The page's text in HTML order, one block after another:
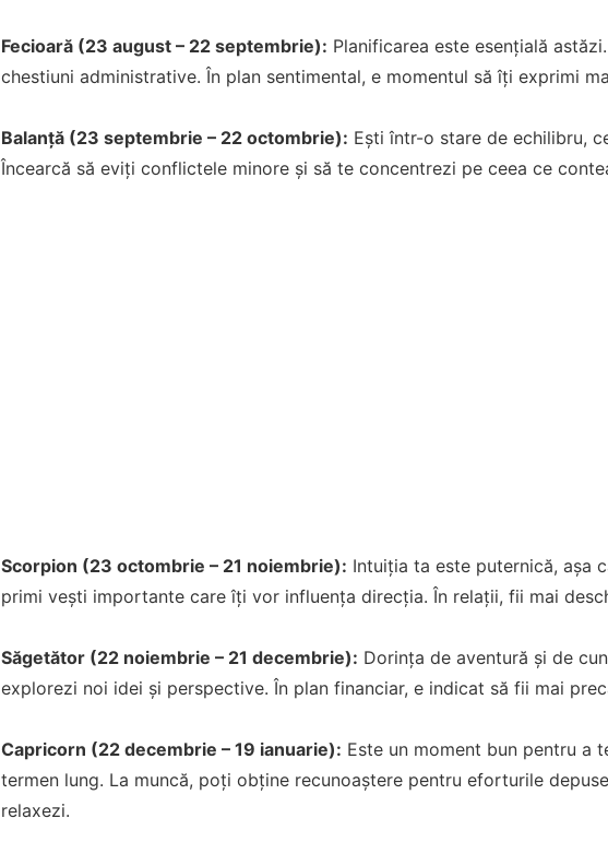
Fecioară (23 august – 22 septembrie): Planificarea este esențială
chestiuni administrative. În plan sentimental, e momentul să îți exprimi
Balanță (23 septembrie – 22 octombrie): Ești într-o stare de echilibru,
Încearcă să eviți conflictele minore și să te concentrezi pe ceea ce
Scorpion (23 octombrie – 21 noiembrie): Intuiția ta este puternică, așa
primi vești importante care îți vor influența direcția. În relații, fii mai
Săgetător (22 noiembrie – 21 decembrie): Dorința de aventură și de
explorezi noi idei și perspective. În plan financiar, e indicat să fii mai
Capricorn (22 decembrie – 19 ianuarie): Este un moment bun pentru a
termen lung. La muncă, poți obține recunoaștere pentru eforturile
relaxezi.